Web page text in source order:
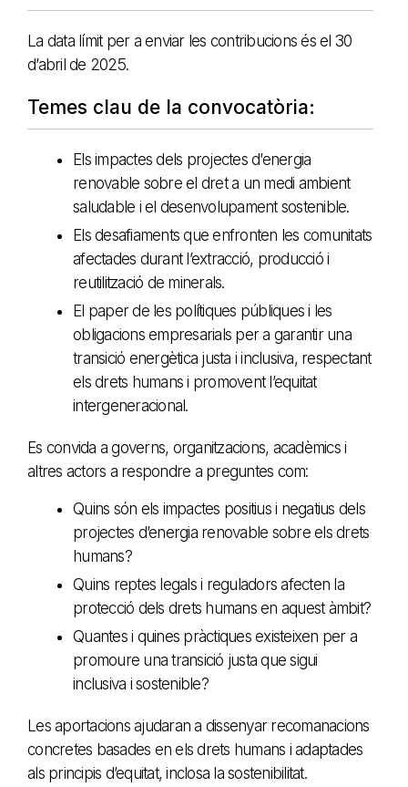
La data límit per a enviar les contribucions és el 30
d’abril de 2025.
Temes clau de la convocatòria:
Els impactes dels projectes d’energia
renovable sobre el dret a un medi ambient
saludable i el desenvolupament sostenible.
Els desafiaments que enfronten les comunitats
afectades durant l’extracció, producció i
reutilització de minerals.
El paper de les polítiques públiques i les
obligacions empresarials per a garantir una
transició energètica justa i inclusiva, respectant
els drets humans i promovent l’equitat
intergeneracional.
Es convida a governs, organitzacions, acadèmics i
altres actors a respondre a preguntes com:
Quins són els impactes positius i negatius dels
projectes d’energia renovable sobre els drets
humans?
Quins reptes legals i reguladors afecten la
protecció dels drets humans en aquest àmbit?
Quantes i quines pràctiques existeixen per a
promoure una transició justa que sigui
inclusiva i sostenible?
Les aportacions ajudaran a dissenyar recomanacions
concretes basades en els drets humans i adaptades
als principis d’equitat, inclosa la sostenibilitat.